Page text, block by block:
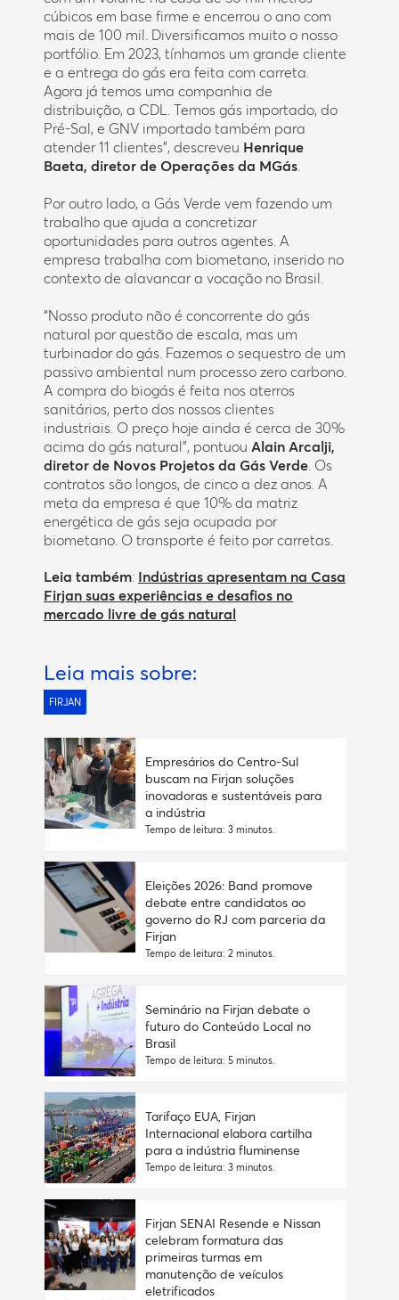
cúbicos em base firme e encerrou o ano com
mais de 100 mil. Diversificamos muito o nosso
portfólio. Em 2023, tínhamos um grande cliente
e a entrega do gás era feita com carreta.
Agora já temos uma companhia de
distribuição, a CDL. Temos gás importado, do
Pré-Sal, e GNV importado também para
atender 11 clientes”, descreveu Henrique
Baeta, diretor de Operações da MGás
Por outro lado, a Gás Verde vem fazendo um
trabalho que ajuda a concretizar
oportunidades para outros agentes. A
empresa trabalha com biometano, inserido no
contexto de alavancar a vocação no Brasil.
“Nosso produto não é concorrente do gás
natural por questão de escala, mas um
turbinador do gás. Fazemos o sequestro de um
passivo ambiental num processo zero carbono.
A compra do biogás é feita nos aterros
sanitários, perto dos nossos clientes
industriais. O preço hoje ainda é cerca de 30%
acima do gás natural”, pontuou Alain Arcalji,
diretor de Novos Projetos da Gás Verde . Os
contratos são longos, de cinco a dez anos. A
meta da empresa é que 10% da matriz
energética de gás seja ocupada por
biometano. O transporte é feito por carretas.
Leia também: Indústrias apresentam na Casa
Firjan suas experiências e desafios no
mercado livre de gás natural
Leia mais sobre:
FIRJAN
Empresários do Centro-Sul
buscam na Firjan soluções
inovadoras e sustentáveis para
a indústria
Tempo de leitura: 3 minutos.
Eleições 2026: Band promove
debate entre candidatos ao
governo do RJ com parceria da
Firjan
Tempo de leitura: 2 minutos.
Seminário na Firjan debate o
futuro do Conteúdo Local no
Brasil
Tempo de leitura: 5 minutos.
Tarifaço EUA, Firjan
Internacional elabora cartilha
para a indústria fluminense
Tempo de leitura: 3 minutos.
Firjan SENAI Resende e Nissan
celebram formatura das
primeiras turmas em
manutenção de veículos
eletrificados